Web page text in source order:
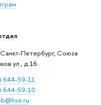
Петербург, Союза
ул., д.16
644-59-11
644-59-10